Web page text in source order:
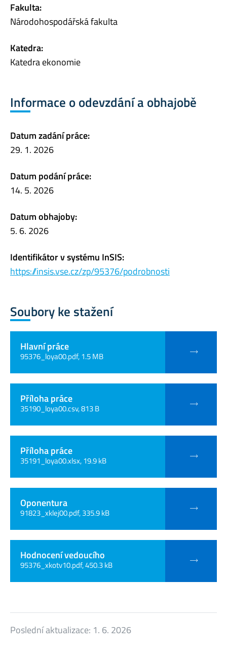
Fakulta:
Národohospodářská fakulta
Katedra:
Katedra ekonomie
Informace o odevzdání a obhajobě
Datum zadání práce:
29. 1. 2026
Datum podání práce:
14. 5. 2026
Datum obhajoby:
5. 6. 2026
Identifikátor v systému InSIS:
https://insis.vse.cz/zp/95376/podrobnosti
Soubory ke stažení
Hlavní práce
95376_loya00.pdf, 1.5 MB
Příloha práce
35190_loya00.csv, 813 B
Příloha práce
35191_loya00.xlsx, 19.9 kB
Oponentura
91823_xklej00.pdf, 335.9 kB
Hodnocení vedoucího
95376_xkotv10.pdf, 450.3 kB
Poslední aktualizace: 1. 6. 2026